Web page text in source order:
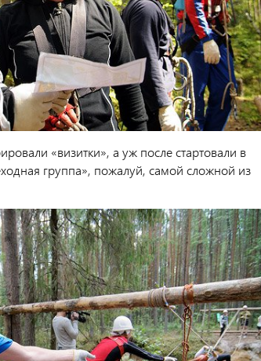
«визитки», а уж после стартовали в
группа», пожалуй, самой сложной из